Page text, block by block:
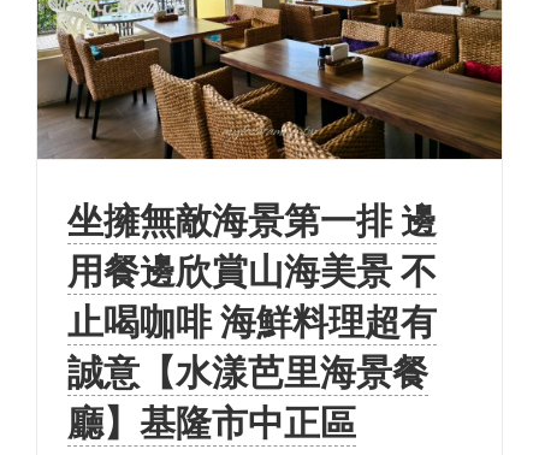
坐擁無敵海景第一排 邊
用餐邊欣賞山海美景 不
止喝咖啡 海鮮料理超有
誠意【水漾芭里海景餐
廳】基隆市中正區